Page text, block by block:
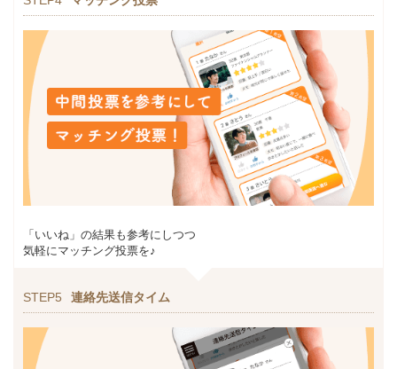
「いいね」の結果も参考にしつつ
気軽にマッチング投票を♪
STEP5 連絡先送信タイム